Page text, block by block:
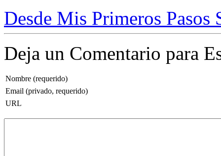
Desde Mis Primeros
Deja un Comentario para
Nombre (requerido)
Email (privado, requerido)
URL